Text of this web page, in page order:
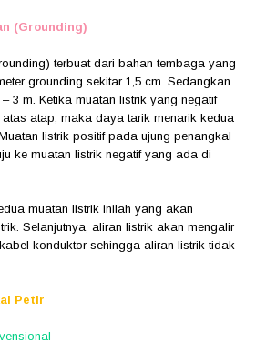
(Grounding)
terbuat dari bahan tembaga yang
grounding sekitar 1,5 cm. Sedangkan
3 m. Ketika muatan listrik yang negatif
atap, maka daya tarik menarik kedua
listrik positif pada ujung penangkal
ke muatan listrik negatif yang ada di
muatan listrik inilah yang akan
Selanjutnya, aliran listrik akan mengalir
konduktor sehingga aliran listrik tidak
Petir